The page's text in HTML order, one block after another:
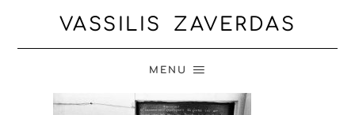
VASSILIS ZAVERDAS
MENU